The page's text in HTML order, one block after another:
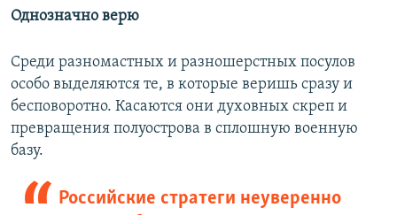
Однозначно верю
Среди разномастных и разношерстных посулов
особо выделяются те, в которые веришь сразу и
бесповоротно. Касаются они духовных скреп и
превращения полуострова в сплошную военную
базу.
Российские стратеги неуверенно